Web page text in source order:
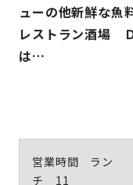
ューの他新鮮な魚
レストラン酒場
は…
営業時間 ラン
チ 11